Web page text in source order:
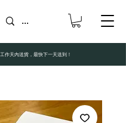
工作天內送貨，最快下一天送到！